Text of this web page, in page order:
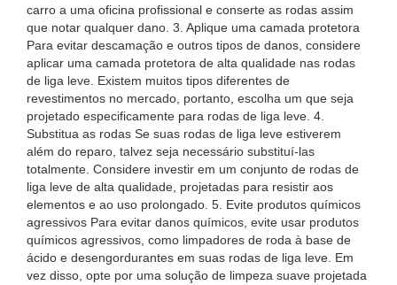
carro a uma oficina profissional e conserte as rodas assim
que notar qualquer dano. 3. Aplique uma camada protetora
Para evitar descamação e outros tipos de danos, considere
aplicar uma camada protetora de alta qualidade nas rodas
de liga leve. Existem muitos tipos diferentes de
revestimentos no mercado, portanto, escolha um que seja
projetado especificamente para rodas de liga leve. 4.
Substitua as rodas Se suas rodas de liga leve estiverem
além do reparo, talvez seja necessário substituí-las
totalmente. Considere investir em um conjunto de rodas de
liga leve de alta qualidade, projetadas para resistir aos
elementos e ao uso prolongado. 5. Evite produtos químicos
agressivos Para evitar danos químicos, evite usar produtos
químicos agressivos, como limpadores de roda à base de
ácido e desengordurantes em suas rodas de liga leve. Em
vez disso, opte por uma solução de limpeza suave projetada